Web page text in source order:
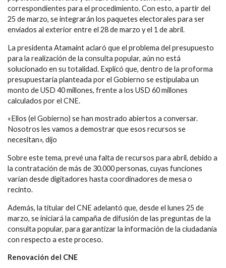
correspondientes para el procedimiento. Con esto, a partir del
25 de marzo, se integrarán los paquetes electorales para ser
enviados al exterior entre el 28 de marzo y el 1 de abril.
La presidenta Atamaint aclaró que el problema del presupuesto
para la realización de la consulta popular, aún no está
solucionado en su totalidad. Explicó que, dentro de la proforma
presupuestaria planteada por el Gobierno se estipulaba un
monto de USD 40 millones, frente a los USD 60 millones
calculados por el CNE.
«Ellos (el Gobierno) se han mostrado abiertos a conversar.
Nosotros les vamos a demostrar que esos recursos se
necesitan», dijo
Sobre este tema, prevé una falta de recursos para abril, debido a
la contratación de más de 30.000 personas, cuyas funciones
varían desde digitadores hasta coordinadores de mesa o
recinto.
Además, la titular del CNE adelantó que, desde el lunes 25 de
marzo, se iniciará la campaña de difusión de las preguntas de la
consulta popular, para garantizar la información de la ciudadanía
con respecto a este proceso.
Renovación del CNE